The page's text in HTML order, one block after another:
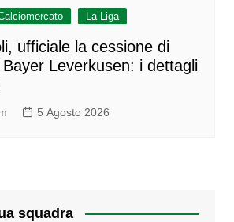
La Liga
ufficiale la cessione di
Leverkusen: i dettagli
5 Agosto 2026
squadra